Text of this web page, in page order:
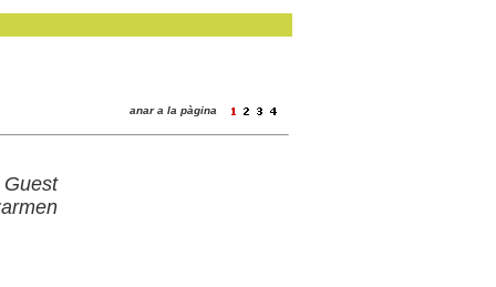
anar a la pàgina